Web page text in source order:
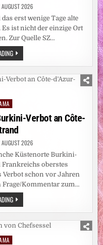
AUGUST 2026
erst wenige Tage alte
ist nicht der einzige Ort
Zur Quelle SZ…
HITZEWELLE:
REKORDTIEF:
RHEIN-
SINKT
IN
Verbot an Côte-
AUGUST 2026
Küstenorte Burkini-
Frankreichs oberstes
Verbot schon vor Jahren
Frage/Kommentar zum…
FRANKREICH:
GERICHT
KIPPT
VERBOT
AN